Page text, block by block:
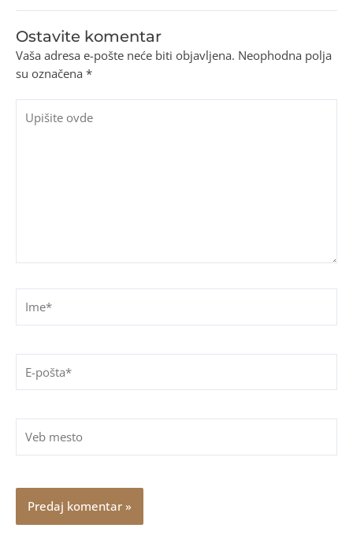
Ostavite komentar
Vaša adresa e-pošte neće biti objavljena. Neophodna polja
su označena *
ovde
pošta*
mesto